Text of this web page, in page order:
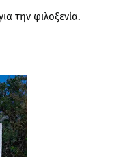
την φιλοξενία.